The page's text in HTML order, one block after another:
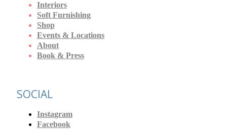
Interiors
Soft Furnishing
Shop
Events & Locations
About
Book & Press
SOCIAL
Instagram
Facebook